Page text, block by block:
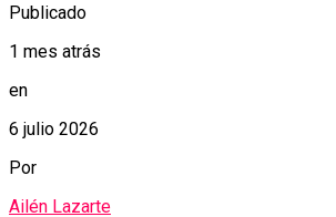
Publicado
1 mes atrás
en
6 julio 2026
Por
Ailén Lazarte